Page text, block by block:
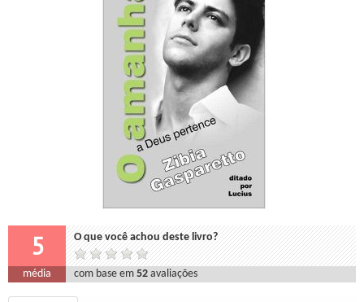
5 O que você achou deste livro?
média com base em52 avaliações